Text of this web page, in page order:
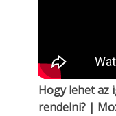
Hogy lehet az
rendelni? |